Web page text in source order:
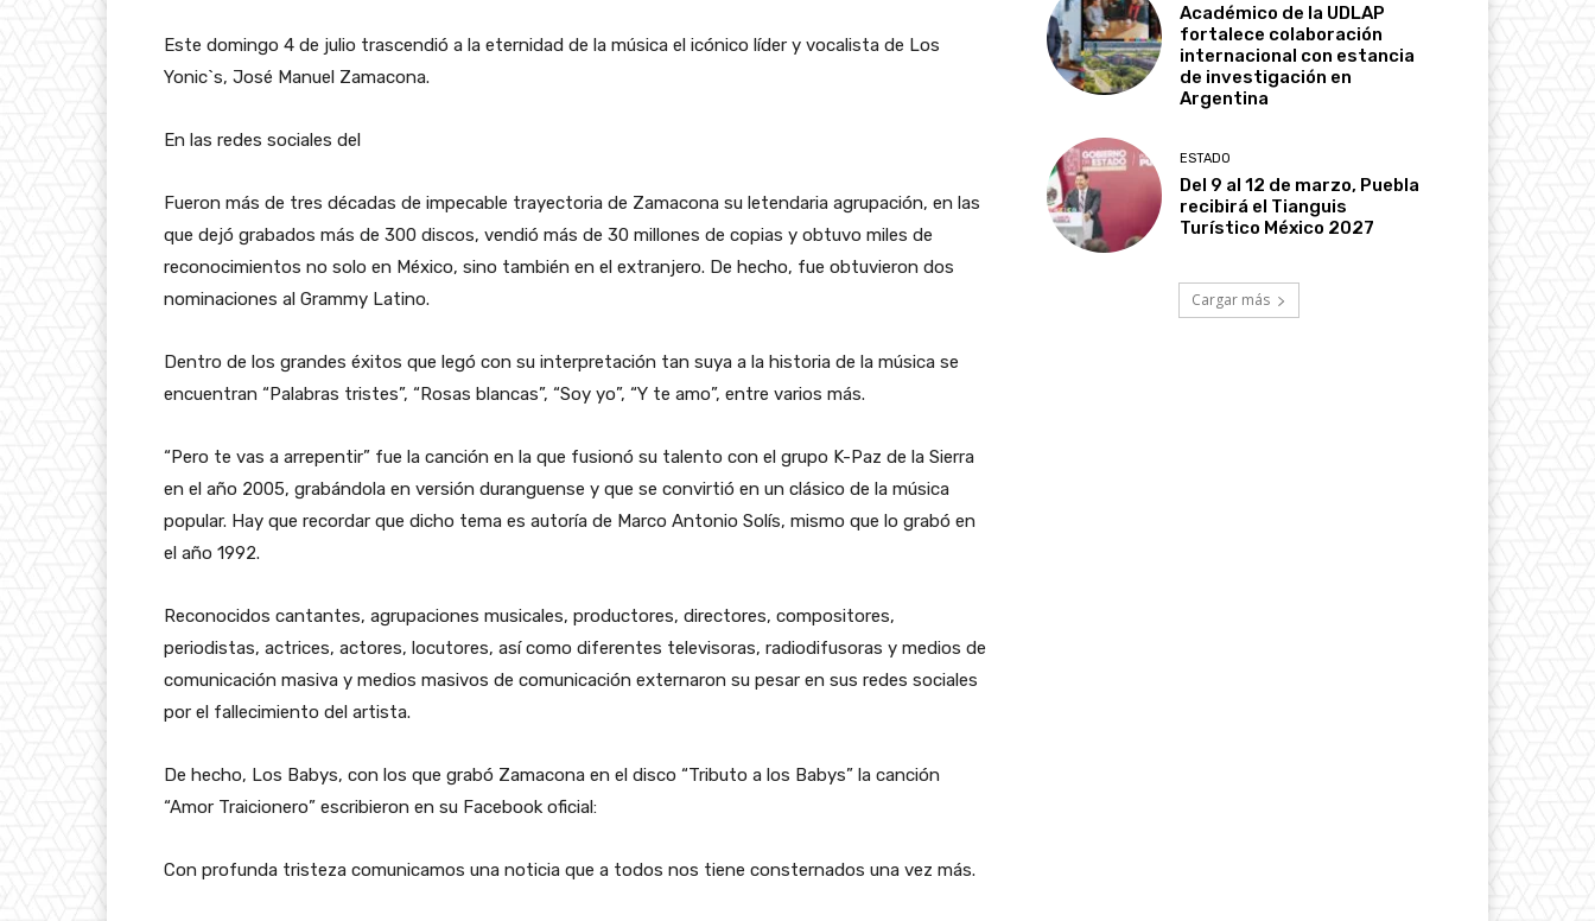
Este domingo 4 de julio trascendió a la eternidad de la música el icónico líder y vocalista de Los
Yonic`s, José Manuel Zamacona.
En las redes sociales del
Fueron más de tres décadas de impecable trayectoria de Zamacona su letendaria agrupación, en las
que dejó grabados más de 300 discos, vendió más de 30 millones de copias y obtuvo miles de
reconocimientos no solo en México, sino también en el extranjero. De hecho, fue obtuvieron dos
nominaciones al Grammy Latino.
Dentro de los grandes éxitos que legó con su interpretación tan suya a la historia de la música se
encuentran “Palabras tristes”, “Rosas blancas”, “Soy yo”, “Y te amo”, entre varios más.
“Pero te vas a arrepentir” fue la canción en la que fusionó su talento con el grupo K-Paz de la Sierra
en el año 2005, grabándola en versión duranguense y que se convirtió en un clásico de la música
popular. Hay que recordar que dicho tema es autoría de Marco Antonio Solís, mismo que lo grabó en
el año 1992.
Reconocidos cantantes, agrupaciones musicales, productores, directores, compositores,
periodistas, actrices, actores, locutores, así como diferentes televisoras, radiodifusoras y medios de
comunicación masiva y medios masivos de comunicación externaron su pesar en sus redes sociales
por el fallecimiento del artista.
De hecho, Los Babys, con los que grabó Zamacona en el disco “Tributo a los Babys” la canción
“Amor Traicionero” escribieron en su Facebook oficial:
Con profunda tristeza comunicamos una noticia que a todos nos tiene consternados una vez más.
Académico de la UDLAP
fortalece colaboración
internacional con estancia
de investigación en
Argentina
ESTADO
Del 9 al 12 de marzo, Puebla
recibirá el Tianguis
Turístico México 2027
Cargar más